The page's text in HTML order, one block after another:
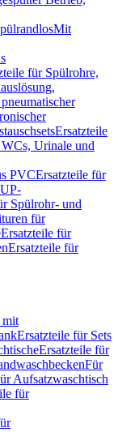
Mit
für Spülrohre,
Ersatzteile
Urinale und
PVCErsatzteile für
UP-
Spülrohr- und
für
Ersatzteile für
Ersatzteile für
mit
Ersatzteile für Sets
Ersatzteile für
Für
Aufsatzwaschtisch
für